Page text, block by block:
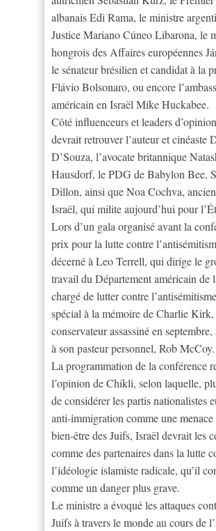
albanais Edi Rama, le ministre
Justice Mariano Cúneo Libarona, le
hongrois des Affaires européennes
le sénateur brésilien et candidat à la
Flávio Bolsonaro, ou encore
américain en Israël Mike Huckabee.
Côté influenceurs et leaders
devrait retrouver l’auteur et cinéaste
D’Souza, l’avocate britannique
Hausdorf, le PDG de Babylon Bee,
Dillon, ainsi que Noa Cochva,
Israël, qui milite aujourd’hui pour
Lors d’un gala organisé avant la
prix pour la lutte contre
décerné à Leo Terrell, qui dirige le
travail du Département américain de
chargé de lutter contre
spécial à la mémoire de Charlie
conservateur assassiné en
à son pasteur personnel, Rob McCoy.
La programmation de la conférence
l’opinion de Chikli, selon laquelle,
de considérer les partis nationalistes
anti-immigration comme une
bien-être des Juifs, Israël devrait les
comme des partenaires dans la lutte
l’idéologie islamiste radicale, qu’il
comme un danger plus grave.
Le ministre a évoqué les attaques
Juifs à travers le monde au cours de